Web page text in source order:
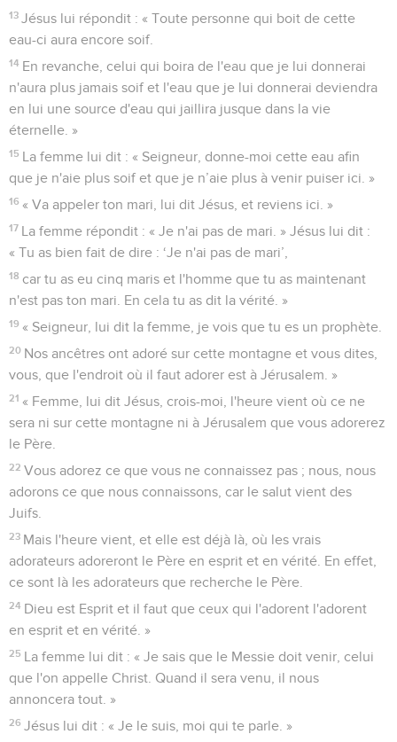
13 Jésus lui répondit : « Toute personne qui boit de cette
eau-ci aura encore soif.
14 En revanche, celui qui boira de l'eau que je lui donnerai
n'aura plus jamais soif et l'eau que je lui donnerai deviendra
en lui une source d'eau qui jaillira jusque dans la vie
éternelle. »
15 La femme lui dit : « Seigneur, donne-moi cette eau afin
que je n'aie plus soif et que je n’aie plus à venir puiser ici. »
16 « Va appeler ton mari, lui dit Jésus, et reviens ici. »
17 La femme répondit : « Je n'ai pas de mari. » Jésus lui dit :
« Tu as bien fait de dire : ‘Je n'ai pas de mari’,
18 car tu as eu cinq maris et l'homme que tu as maintenant
n'est pas ton mari. En cela tu as dit la vérité. »
19 « Seigneur, lui dit la femme, je vois que tu es un prophète.
20 Nos ancêtres ont adoré sur cette montagne et vous dites,
vous, que l'endroit où il faut adorer est à Jérusalem. »
21 « Femme, lui dit Jésus, crois-moi, l'heure vient où ce ne
sera ni sur cette montagne ni à Jérusalem que vous adorerez
le Père.
22 Vous adorez ce que vous ne connaissez pas ; nous, nous
adorons ce que nous connaissons, car le salut vient des
Juifs.
23 Mais l'heure vient, et elle est déjà là, où les vrais
adorateurs adoreront le Père en esprit et en vérité. En effet,
ce sont là les adorateurs que recherche le Père.
24 Dieu est Esprit et il faut que ceux qui l'adorent l'adorent
en esprit et en vérité. »
25 La femme lui dit : « Je sais que le Messie doit venir, celui
que l'on appelle Christ. Quand il sera venu, il nous
annoncera tout. »
26 Jésus lui dit : « Je le suis, moi qui te parle. »